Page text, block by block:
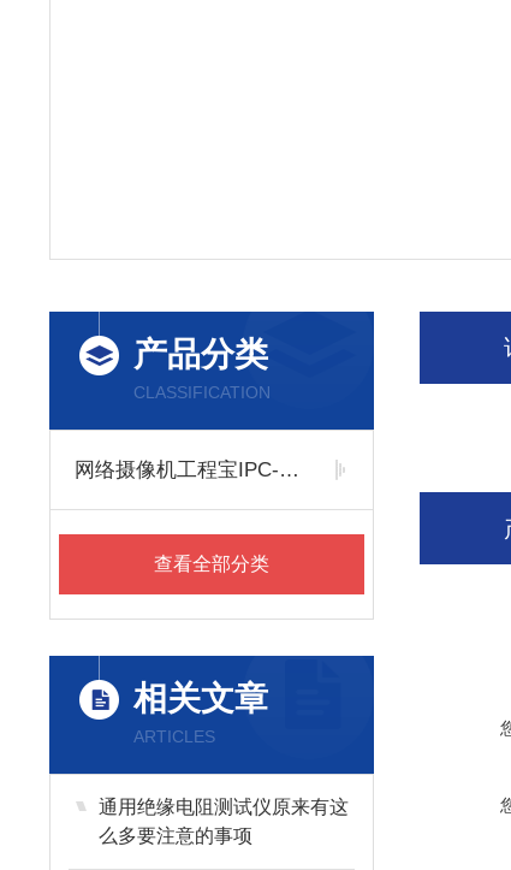
产品分类
CLASSIFICATION
网络摄像机工程宝IPC-3500 模拟网络测试 同轴TVI CVI AHD SDI
查看全部分类
相关文章
ARTICLES
通用绝缘电阻测试仪原来有这
么多要注意的事项